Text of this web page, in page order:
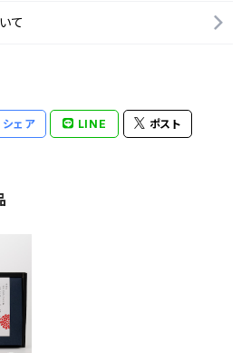
て
シェア LINE ポスト